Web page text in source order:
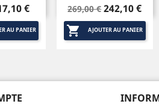
€
AU PANIER
Prix
de
base
269,00 €Prix
242,10 €
 AJOUTER AU PANIER